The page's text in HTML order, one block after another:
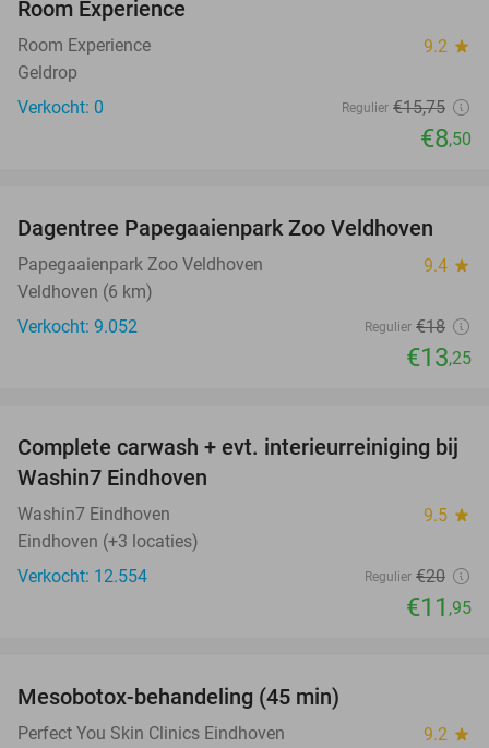
TODAY
Room Experience
Room Experience 9.2 star
Geldrop
Verkocht: 0
Regulier €15,75
€8,50
26%
Dagentree Papegaaienpark Zoo Veldhoven
Papegaaienpark Zoo Veldhoven 9.4 star
Veldhoven (6 km)
Verkocht: 9.052
Regulier €18
€13,25
40%
Complete carwash + evt. interieurreiniging bij
Washin7 Eindhoven
Washin7 Eindhoven 9.5 star
Eindhoven (+3 locaties)
Verkocht: 12.554
Regulier €20
€11 ,95
TODAY
Mesobotox-behandeling (45 min)
Perfect You Skin Clinics Eindhoven 9.2 star